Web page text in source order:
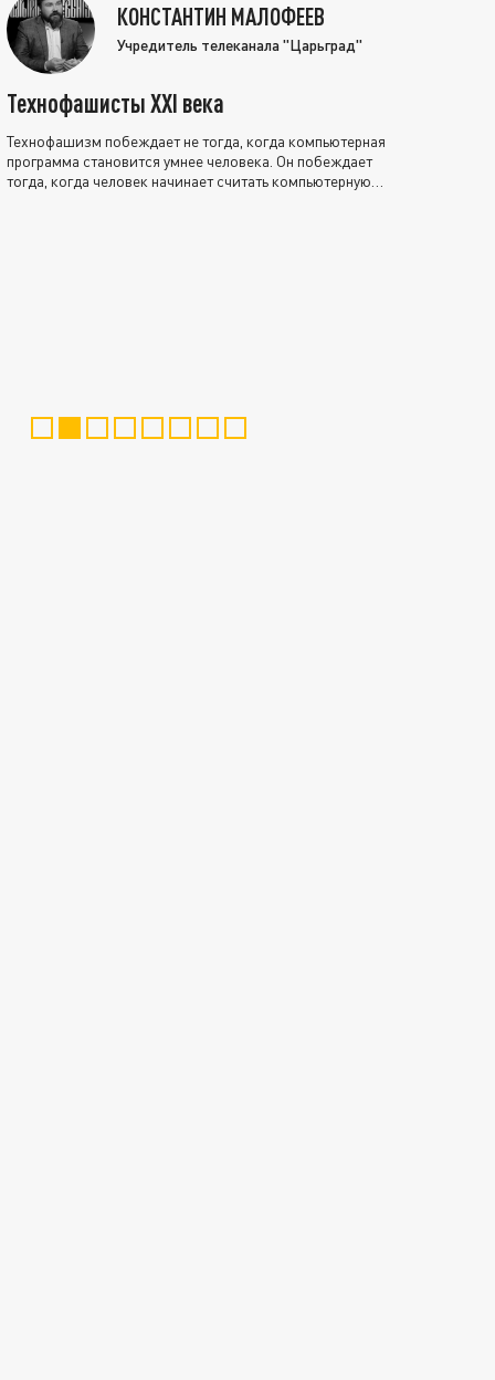
КОНСТАНТИН МАЛОФЕЕВ
Учредитель телеканала "Царьград"
Технофашисты XXI века
Технофашизм побеждает не тогда, когда компьютерная
программа становится умнее человека. Он побеждает
тогда, когда человек начинает считать компьютерную